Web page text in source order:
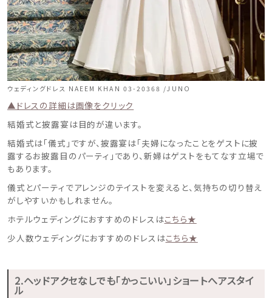
ウェディングドレス NAEEM KHAN 03-20368 /JUNO
▲ドレスの詳細は画像をクリック
結婚式と披露宴は目的が違います。
結婚式は「儀式」ですが、披露宴は「夫婦になったことをゲストに披
露するお披露目のパーティ」であり、新婦はゲストをもてなす立場で
もあります。
儀式とパーティでアレンジのテイストを変えると、気持ちの切り替え
がしやすいかもしれません。
ホテルウェディングにおすすめのドレスはこちら★
少人数ウェディングにおすすめのドレスはこちら★
2.ヘッドアクセなしでも「かっこいい」ショートへアスタイ
ル